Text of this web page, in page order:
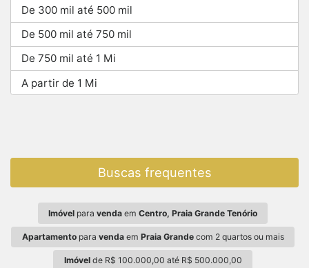
De 300 mil até 500 mil
De 500 mil até 750 mil
De 750 mil até 1 Mi
A partir de 1 Mi
Buscas frequentes
Imóvel para venda em Centro, Praia Grande Tenório
Apartamentopara vendaem Praia Grandecom 2 quartos ou mais
Imóvelde R$ 100.000,00 até R$ 500.000,00